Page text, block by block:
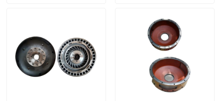
Sobre nosotros
Viaje de la fábrica